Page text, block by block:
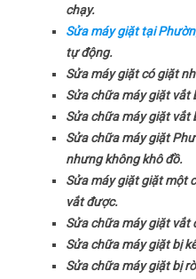
chạy.
Sửa máy giặt tại
tự động.
Sửa máy giặt có giặt
Sửa chữa máy giặt vắt
Sửa chữa máy giặt vắt
Sửa chữa máy giặt
nhưng không khô đồ.
Sửa máy giặt giặt một
vắt được.
Sửa chữa máy giặt vắt
Sửa chữa máy giặt bị
Sửa chữa máy giặt bị